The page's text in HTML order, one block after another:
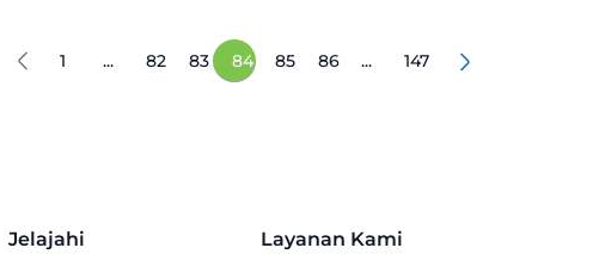
1 ... 82 83 84 85 86 ... 147
Jelajahi Layanan Kami